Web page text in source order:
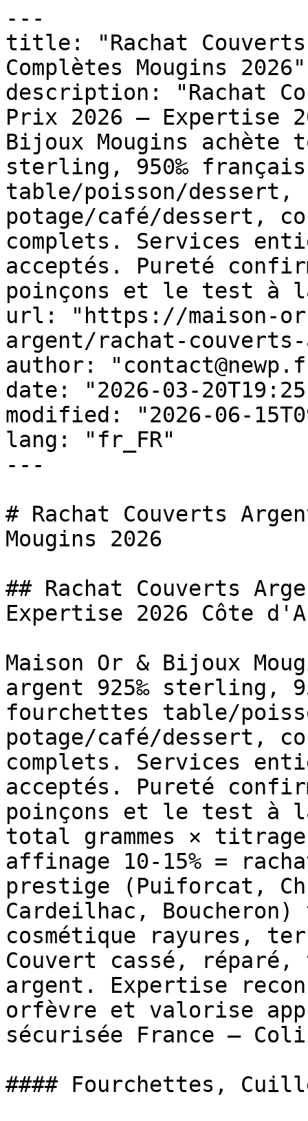
---
title: "Rachat Couverts
Complètes Mougins 2026"
description: "Rachat
Prix 2026 — Expertise
Bijoux Mougins achète
sterling, 950‰
table/poisson/
potage/café/dessert,
complets. Services
acceptés. Pureté
poinçons et le test à
url: "https://maison-
argent/rachat-
author:
date: "2026-03-
modified: "2026-06-
lang: "fr_FR"
---
# Rachat Couverts
Mougins 2026
## Rachat Couverts
Expertise 2026 Côte
Maison Or & Bijoux
argent 925‰ sterling,
fourchettes table/
potage/café/dessert,
complets. Services
acceptés. Pureté
poinçons et le test à
total grammes ×
affinage 10-15% =
prestige (Puiforcat,
Cardeilhac,
cosmétique rayures,
Couvert cassé, réparé,
argent. Expertise
orfèvre et valorise
sécurisée France —
#### Fourchettes,